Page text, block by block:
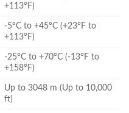
+113°F)
-5°C to +45°C (+23°F to
+113°F)
-25°C to +70°C (-13°F to
+158°F)
Up to 3048 m (Up to 10,000
ft)